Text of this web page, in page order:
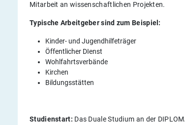
Mitarbeit an wissenschaftlichen Projekten.
Typische Arbeitgeber sind zum Beispiel:
Kinder- und Jugendhilfeträger
Öffentlicher DIenst
Wohlfahrtsverbände
Kirchen
Bildungsstätten
Studienstart: Das Duale Studium an der